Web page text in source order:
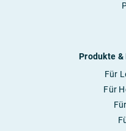
Produkte
Für
Für